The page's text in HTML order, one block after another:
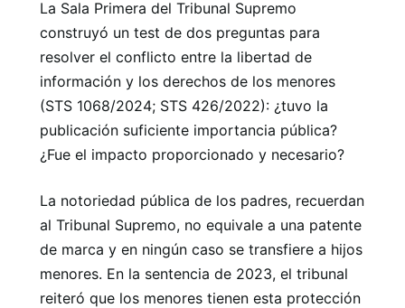
La Sala Primera del Tribunal Supremo
construyó un test de dos preguntas para
resolver el conflicto entre la libertad de
información y los derechos de los menores
(STS 1068/2024; STS 426/2022): ¿tuvo la
publicación suficiente importancia pública?
¿Fue el impacto proporcionado y necesario?
La notoriedad pública de los padres, recuerdan
al Tribunal Supremo, no equivale a una patente
de marca y en ningún caso se transfiere a hijos
menores. En la sentencia de 2023, el tribunal
reiteró que los menores tienen esta protección